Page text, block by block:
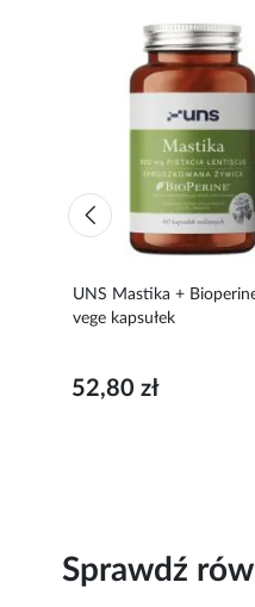
UNS Mastika +
vege kapsułek
52,80 zł
Sprawdź